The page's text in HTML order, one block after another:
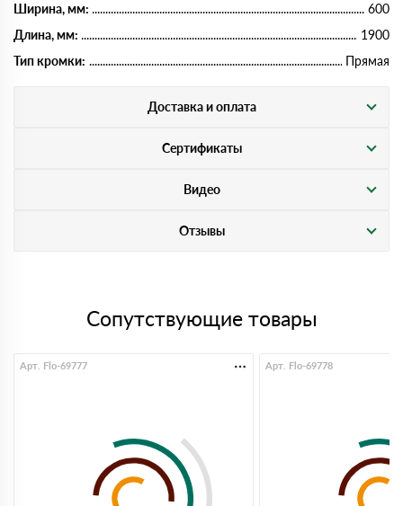
Ширина, мм:
600
Длина, мм:
1900
Тип кромки:
Прямая
Доставка и оплата
Сертификаты
Видео
Отзывы
Сопутствующие товары
Арт. Flo-69777 Арт. Flo-69778